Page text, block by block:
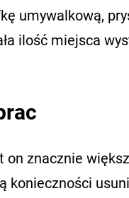
umywalkową,
ilość miejsca
on znacznie
konieczności